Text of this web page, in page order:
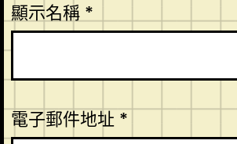
顯示名稱 *
電子郵件地址 *